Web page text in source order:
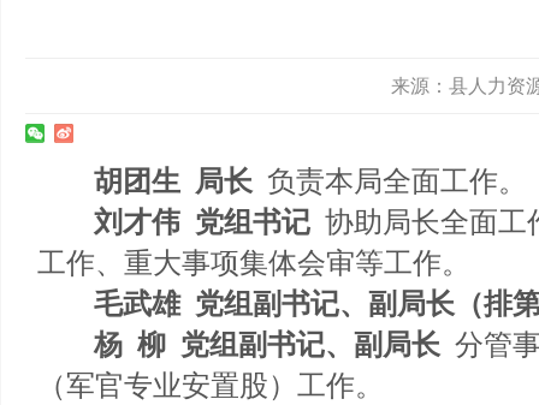
来源：县人力资
胡团生 局长 负责本局全面工作。
刘才伟 党组书记 协助局长全面工
工作、重大事项集体会审等工作。
毛武雄 党组副书记、副局长（排
杨 柳 党组副书记、副局长 分管
（军官专业安置股）工作。